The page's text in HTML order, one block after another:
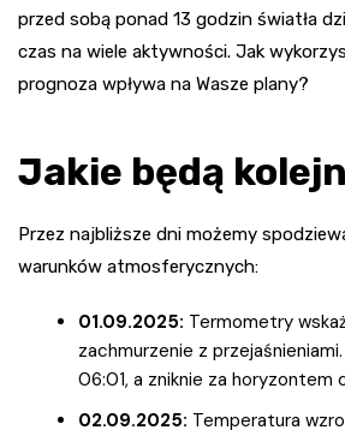
przed sobą ponad 13 godzin światła
czas na wiele aktywności. Jak
prognoza wpływa na Wasze plany?
Jakie będą
Przez najbliższe dni możemy
warunków atmosferycznych:
01.09.2025: Termometry
zachmurzenie z
06:01, a zniknie za horyzontem
02.09.2025: Temperatura